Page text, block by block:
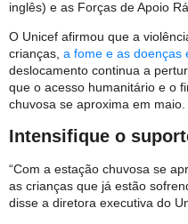
inglês) e as Forças de Apoio
O Unicef afirmou que a
crianças, a fome e as doenças
deslocamento continua a
que o acesso humanitário e o
chuvosa se aproxima em maio.
Intensifique o
“Com a estação chuvosa se
as crianças que já estão
disse a diretora executiva do